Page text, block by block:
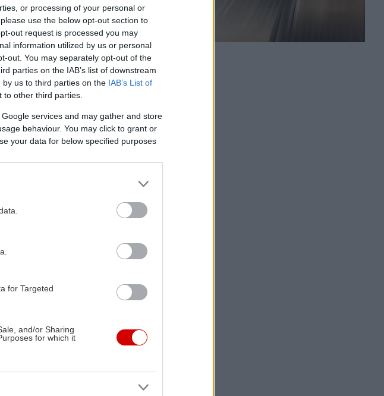
or processing of your personal or
use the below opt-out section to
out request is processed you may
information utilized by us or personal
out. You may separately opt-out of the
parties on the IAB’s list of downstream
us to third parties on the IAB’s List of
other third parties.
services and may gather and store
behaviour. You may click to grant or
your data for below specified purposes
for Targeted
and/or Sharing
for which it